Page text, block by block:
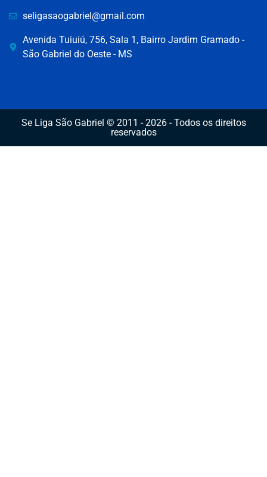
seligasaogabriel@gmail.com
Avenida Tuiuiú, 756, Sala 1, Bairro Jardim Gramado -
São Gabriel do Oeste - MS
Se Liga São Gabriel © 2011 - 2026 - Todos os direitos
reservados